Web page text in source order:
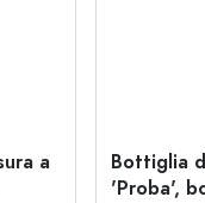
a
Bottiglia
'Proba',